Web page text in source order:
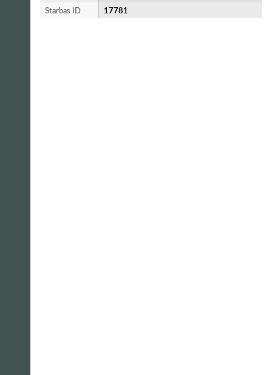
Starbas ID
17781